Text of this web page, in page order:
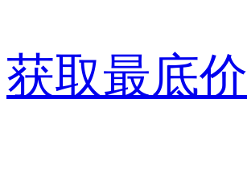
获取最底价